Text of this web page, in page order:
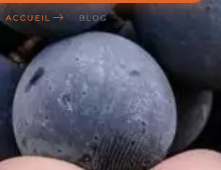
ACCUEIL BLOG